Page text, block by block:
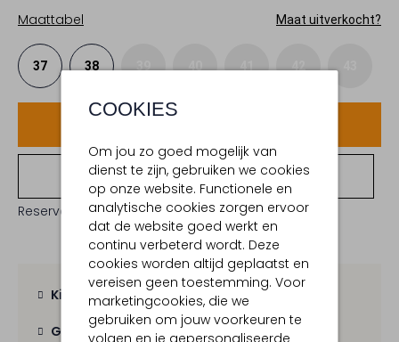
COOKIES
Om jou zo goed mogelijk van
dienst te zijn, gebruiken we cookies
op onze website. Functionele en
analytische cookies zorgen ervoor
dat de website goed werkt en
continu verbeterd wordt. Deze
cookies worden altijd geplaatst en
vereisen geen toestemming. Voor
marketingcookies, die we
gebruiken om jouw voorkeuren te
volgen en je gepersonaliseerde
Maattabel
Maat uitverkocht?
37 38 39 40 41 42
Bekijk winkelvoorraad
Reserveer direct in een van onze 19 boutiques
Kies zelf je bezorgmoment
Gratis verzending vanaf € 100,-